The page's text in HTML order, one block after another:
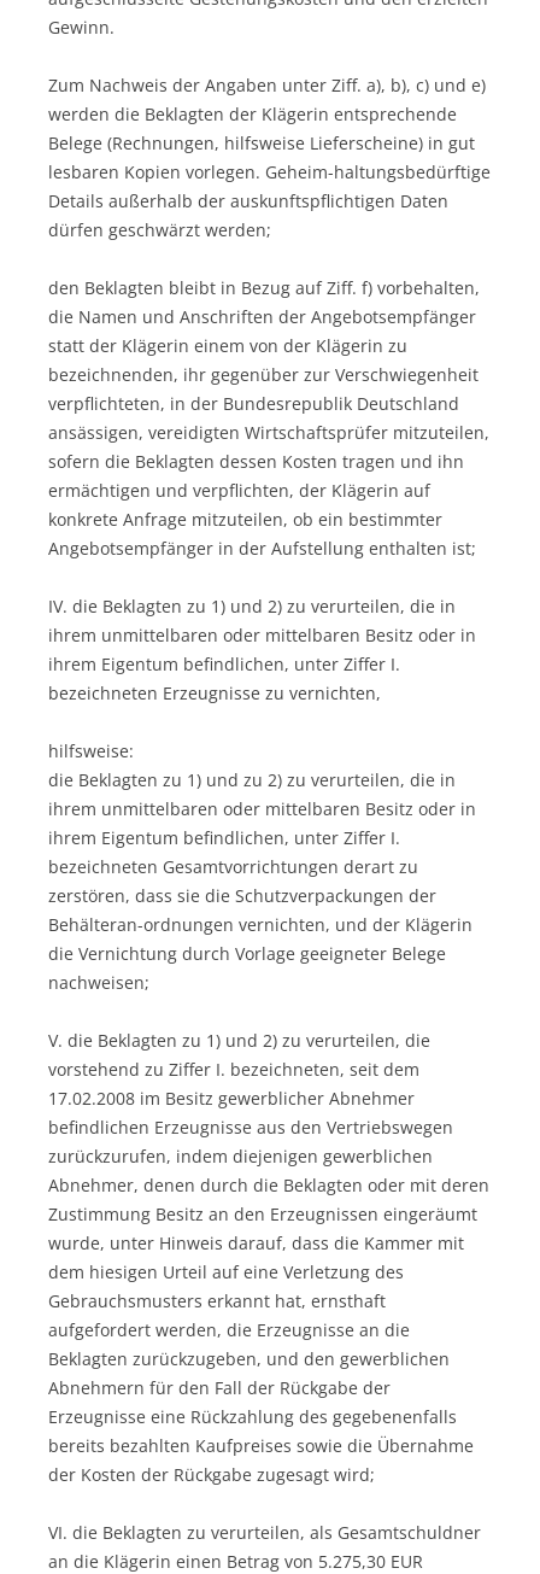
Gewinn.
Zum Nachweis der Angaben unter Ziff. a), b), c) und e)
werden die Beklagten der Klägerin entsprechende
Belege (Rechnungen, hilfsweise Lieferscheine) in gut
lesbaren Kopien vorlegen. Geheim-haltungsbedürftige
Details außerhalb der auskunftspflichtigen Daten
dürfen geschwärzt werden;
den Beklagten bleibt in Bezug auf Ziff. f) vorbehalten,
die Namen und Anschriften der Angebotsempfänger
statt der Klägerin einem von der Klägerin zu
bezeichnenden, ihr gegenüber zur Verschwiegenheit
verpflichteten, in der Bundesrepublik Deutschland
ansässigen, vereidigten Wirtschaftsprüfer mitzuteilen,
sofern die Beklagten dessen Kosten tragen und ihn
ermächtigen und verpflichten, der Klägerin auf
konkrete Anfrage mitzuteilen, ob ein bestimmter
Angebotsempfänger in der Aufstellung enthalten ist;
IV. die Beklagten zu 1) und 2) zu verurteilen, die in
ihrem unmittelbaren oder mittelbaren Besitz oder in
ihrem Eigentum befindlichen, unter Ziffer I.
bezeichneten Erzeugnisse zu vernichten,
hilfsweise:
die Beklagten zu 1) und zu 2) zu verurteilen, die in
ihrem unmittelbaren oder mittelbaren Besitz oder in
ihrem Eigentum befindlichen, unter Ziffer I.
bezeichneten Gesamtvorrichtungen derart zu
zerstören, dass sie die Schutzverpackungen der
Behälteran-ordnungen vernichten, und der Klägerin
die Vernichtung durch Vorlage geeigneter Belege
nachweisen;
V. die Beklagten zu 1) und 2) zu verurteilen, die
vorstehend zu Ziffer I. bezeichneten, seit dem
17.02.2008 im Besitz gewerblicher Abnehmer
befindlichen Erzeugnisse aus den Vertriebswegen
zurückzurufen, indem diejenigen gewerblichen
Abnehmer, denen durch die Beklagten oder mit deren
Zustimmung Besitz an den Erzeugnissen eingeräumt
wurde, unter Hinweis darauf, dass die Kammer mit
dem hiesigen Urteil auf eine Verletzung des
Gebrauchsmusters erkannt hat, ernsthaft
aufgefordert werden, die Erzeugnisse an die
Beklagten zurückzugeben, und den gewerblichen
Abnehmern für den Fall der Rückgabe der
Erzeugnisse eine Rückzahlung des gegebenenfalls
bereits bezahlten Kaufpreises sowie die Übernahme
der Kosten der Rückgabe zugesagt wird;
VI. die Beklagten zu verurteilen, als Gesamtschuldner
an die Klägerin einen Betrag von 5.275,30 EUR